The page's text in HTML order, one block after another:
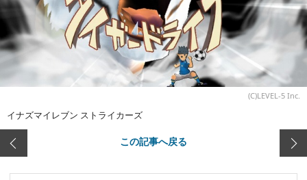
(C)LEVEL-5 Inc.
イナズマイレブン ストライカーズ
この記事へ戻る